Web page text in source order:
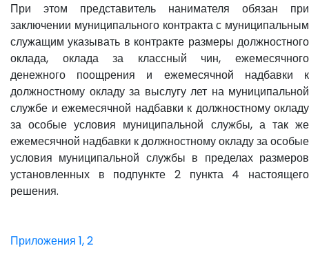
При этом представитель нанимателя обязан при
заключении муниципального контракта с муниципальным
служащим указывать в контракте размеры должностного
оклада, оклада за классный чин, ежемесячного
денежного поощрения и ежемесячной надбавки к
должностному окладу за выслугу лет на муниципальной
службе и ежемесячной надбавки к должностному окладу
за особые условия муниципальной службы, а так же
ежемесячной надбавки к должностному окладу за особые
условия муниципальной службы в пределах размеров
установленных в подпункте 2 пункта 4 настоящего
решения.
Приложения 1, 2